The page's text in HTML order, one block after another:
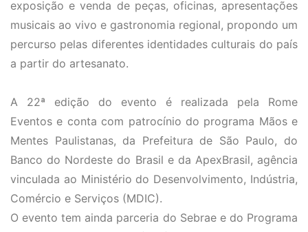
exposição e venda de peças, oficinas, apresentações
musicais ao vivo e gastronomia regional, propondo um
percurso pelas diferentes identidades culturais do país
a partir do artesanato.
A 22ª edição do evento é realizada pela Rome
Eventos e conta com patrocínio do programa Mãos e
Mentes Paulistanas, da Prefeitura de São Paulo, do
Banco do Nordeste do Brasil e da ApexBrasil, agência
vinculada ao Ministério do Desenvolvimento, Indústria,
Comércio e Serviços (MDIC).
O evento tem ainda parceria do Sebrae e do Programa